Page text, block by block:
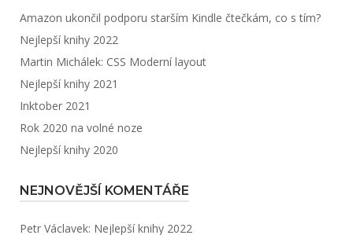
Amazon ukončil podporu starším Kindle čtečkám, co s tím?
Nejlepší knihy 2022
Martin Michálek: CSS Moderní layout
Nejlepší knihy 2021
Inktober 2021
Rok 2020 na volné noze
Nejlepší knihy 2020
NEJNOVĚJŠÍ KOMENTÁŘE
Petr Václavek: Nejlepší knihy 2022